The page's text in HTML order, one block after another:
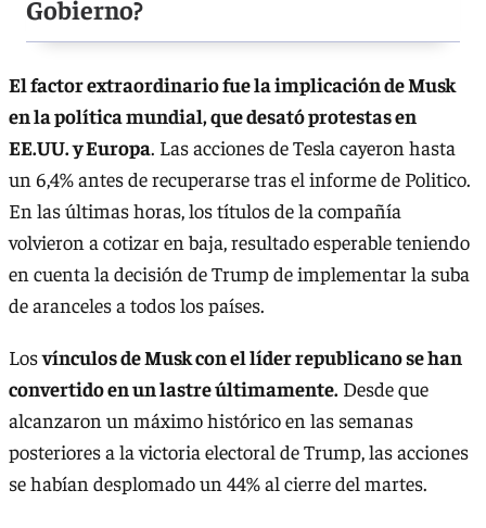
Gobierno?
El factor extraordinario fue la implicación de Musk
en la política mundial, que desató protestas en
EE.UU. y Europa. Las acciones de Tesla cayeron hasta
un 6,4% antes de recuperarse tras el informe de Politico.
En las últimas horas, los títulos de la compañía
volvieron a cotizar en baja, resultado esperable teniendo
en cuenta la decisión de Trump de implementar la suba
de aranceles a todos los países.
Losvínculos de Musk con el líder republicano se han
convertido en un lastre últimamente. Desde que
alcanzaron un máximo histórico en las semanas
posteriores a la victoria electoral de Trump, las acciones
se habían desplomado un 44% al cierre del martes.